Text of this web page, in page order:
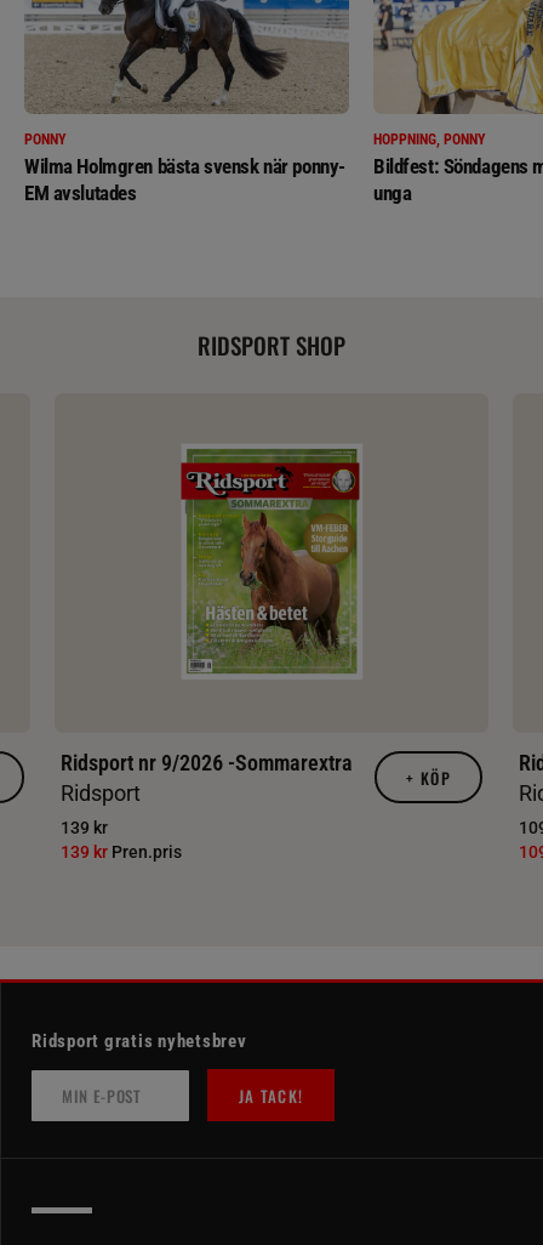
PONNY
Wilma Holmgren bästa svensk när ponny-
EM avslutades
HOPPNING, PONNY
Bildfest: Söndagens
unga
RIDSPORT SHOP
Ridsport nr 9/2026 -Sommarextra
Ridsport
139 kr
139 kr Pren.pris
+ KÖP
Ridsport gratis nyhetsbrev
JA TACK!